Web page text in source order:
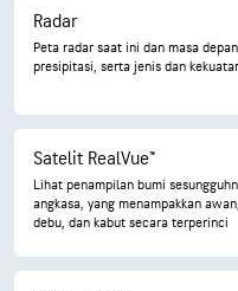
Radar
Peta radar saat ini dan masa
presipitasi, serta jenis dan
Satelit RealVue™
Lihat penampilan bumi
angkasa, yang menampakkan
debu, dan kabut secara terperinci